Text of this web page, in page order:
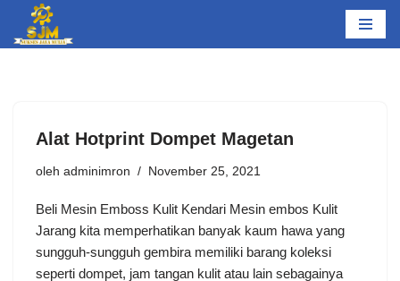
Lompat
Alat Hotprint Dompet Magetan
oleh adminimron November 25, 2021
Beli Mesin Emboss Kulit Kendari Mesin embos Kulit
Jarang kita memperhatikan banyak kaum hawa yang
sungguh-sungguh gembira memiliki barang koleksi
seperti dompet, jam tangan kulit atau lain sebagainya